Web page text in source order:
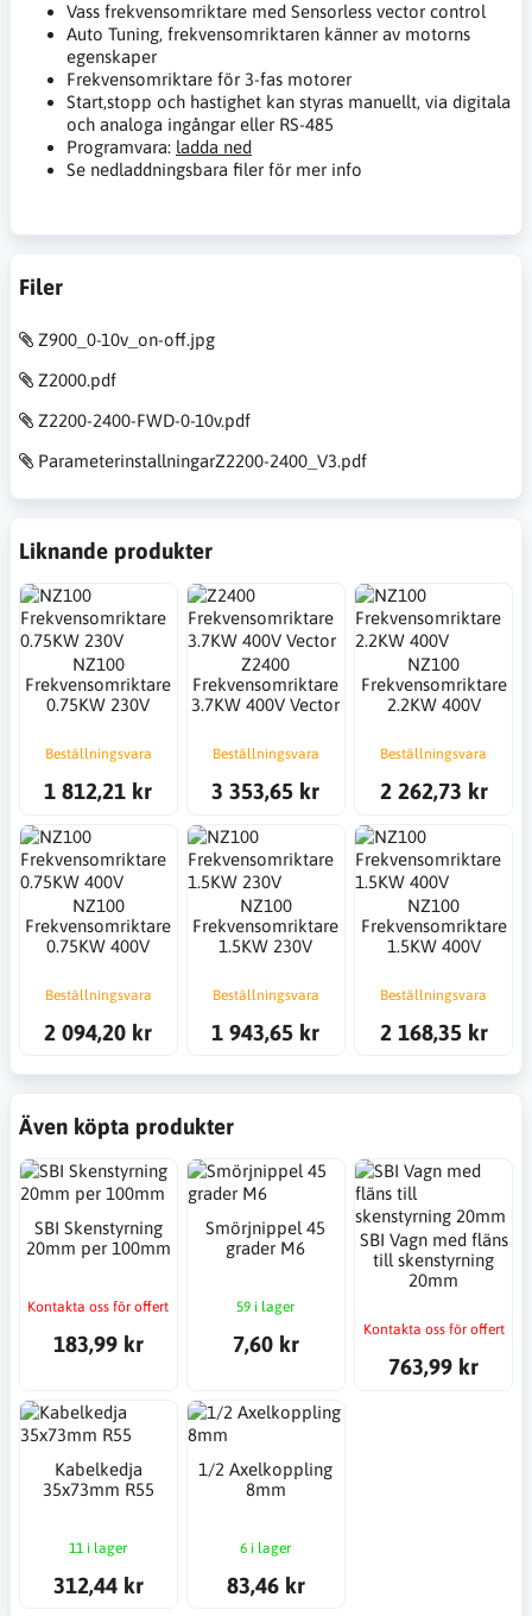
Vass frekvensomriktare med Sensorless vector control
Auto Tuning, frekvensomriktaren känner av motorns
egenskaper
Frekvensomriktare för 3-fas motorer
Start,stopp och hastighet kan styras manuellt, via digitala
och analoga ingångar eller RS-485
Programvara: ladda ned
Se nedladdningsbara filer för mer info
Filer
Z900_0-10v_on-off.jpg
Z2000.pdf
Z2200-2400-FWD-0-10v.pdf
ParameterinstallningarZ2200-2400_V3.pdf
Liknande produkter
NZ100
Frekvensomriktare
0.75KW 230V
Beställningsvara
1 812,21 kr
Z2400
Frekvensomriktare
3.7KW 400V Vector
Beställningsvara
3 353,65 kr
NZ100
Frekvensomriktare
2.2KW 400V
Beställningsvara
2 262,73 kr
NZ100
Frekvensomriktare
0.75KW 400V
Beställningsvara
2 094,20 kr
NZ100
Frekvensomriktare
1.5KW 230V
Beställningsvara
1 943,65 kr
NZ100
Frekvensomriktare
1.5KW 400V
Beställningsvara
2 168,35 kr
Även köpta produkter
SBI Skenstyrning
20mm per 100mm
Kontakta oss för offert
183,99 kr
Smörjnippel 45
grader M6
59 i lager
7,60 kr
SBI Vagn med fläns
till skenstyrning
20mm
Kontakta oss för offert
763,99 kr
Kabelkedja
35x73mm R55
11 i lager
312,44 kr
1/2 Axelkoppling
8mm
6 i lager
83,46 kr